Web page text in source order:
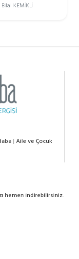
KEMİKLİ
| Aile ve Çocuk
hemen indirebilirsiniz.